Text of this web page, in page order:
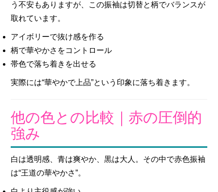
う不安もありますが、この振袖は切替と柄でバランスが
取れています。
アイボリーで抜け感を作る
柄で華やかさをコントロール
帯色で落ち着きを出せる
実際には“華やかで上品”という印象に落ち着きます。
他の色との比較｜赤の圧倒的
強み
白は透明感、青は爽やか、黒は大人。その中で赤色振袖
は“王道の華やかさ”。